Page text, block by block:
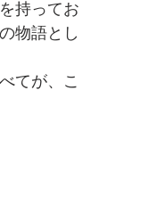
持ってお
物語とし
てが、こ